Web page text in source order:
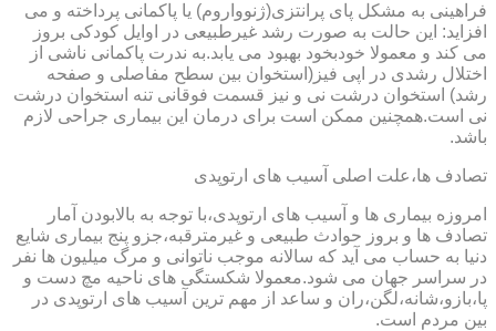
فراهینی به مشکل پای پرانتزی(ژنوواروم) یا پاکمانی پرداخته و می
افزاید: این حالت به صورت رشد غیرطبیعی در اوایل کودکی بروز
می کند و معمولا خودبخود بهبود می یابد.به ندرت پاکمانی ناشی از
اختلال رشدی در اپی فیز(استخوان بین سطح مفاصلی و صفحه
رشد) استخوان درشت نی و نیز قسمت فوقانی تنه استخوان درشت
نی است.همچنین ممکن است برای درمان این بیماری جراحی لازم
باشد.
تصادف ها،علت اصلی آسیب های ارتوپدی
امروزه بیماری ها و آسیب های ارتوپدی،با توجه به بالابودن آمار
تصادف ها و بروز حوادث طبیعی و غیرمترقبه،جزو پنج بیماری شایع
دنیا به حساب می آید که سالانه موجب ناتوانی و مرگ میلیون ها نفر
در سراسر جهان می شود.معمولا شکستگی های ناحیه مچ دست و
پا،بازو،شانه،لگن،ران و ساعد از مهم ترین آسیب های ارتوپدی در
بین مردم است.